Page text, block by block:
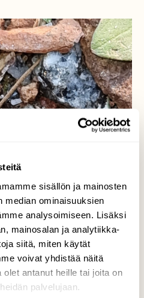
sisällön ja mainosten
median ominaisuuksien
analysoimiseen. Lisäksi
mainosalan ja analytiikka-
siitä, miten käytät
voivat yhdistää näitä
antanut heille tai joita on
palvelujaan.